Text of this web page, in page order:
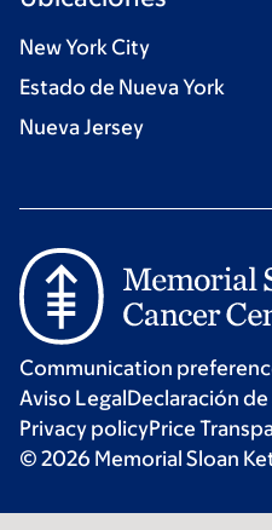
New York City
Estado de Nueva York
Nueva Jersey
Communication
Aviso LegalDeclaración
Privacy policyPrice
© 2026 Memorial Sloan